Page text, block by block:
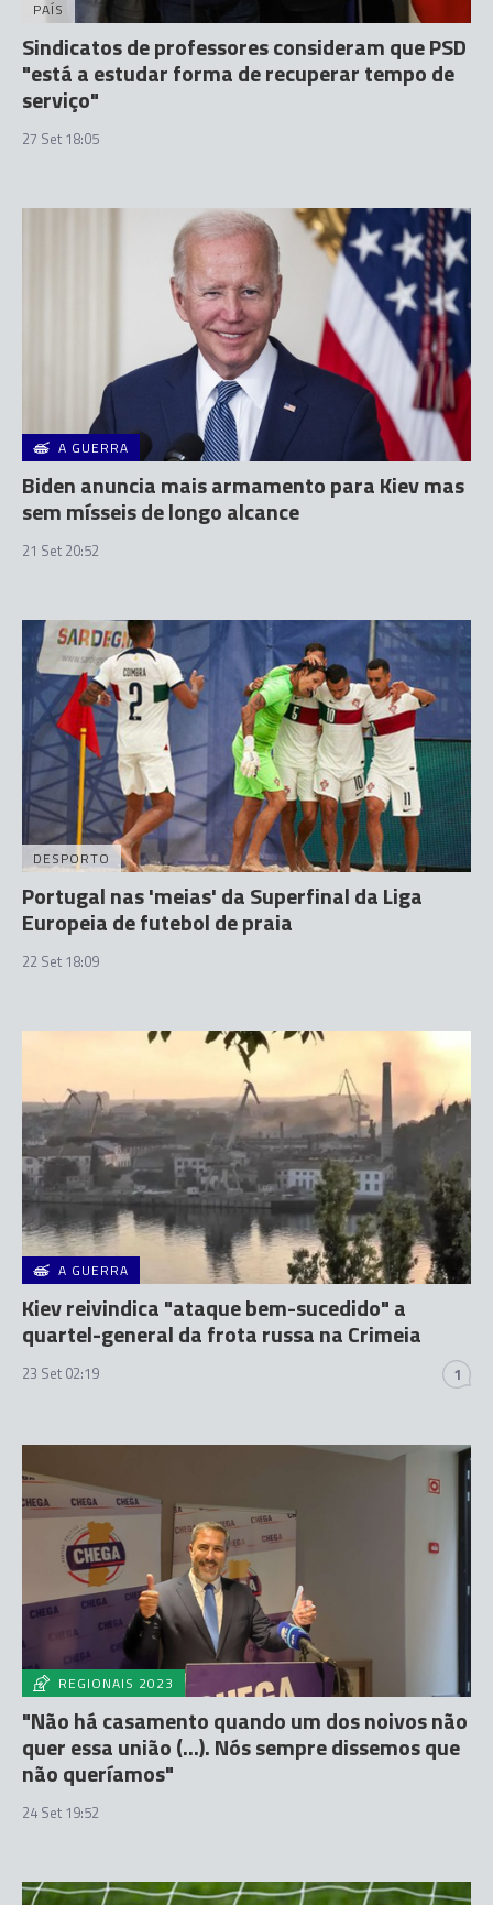
PAÍS
Sindicatos de professores consideram que PSD
"está a estudar forma de recuperar tempo de
serviço"
27 Set 18:05
A GUERRA
Biden anuncia mais armamento para Kiev mas
sem mísseis de longo alcance
21 Set 20:52
DESPORTO
Portugal nas 'meias' da Superfinal da Liga
Europeia de futebol de praia
22 Set 18:09
A GUERRA
Kiev reivindica "ataque bem-sucedido" a
quartel-general da frota russa na Crimeia
23 Set 02:19 1
REGIONAIS 2023
"Não há casamento quando um dos noivos não
quer essa união (...). Nós sempre dissemos que
não queríamos"
24 Set 19:52